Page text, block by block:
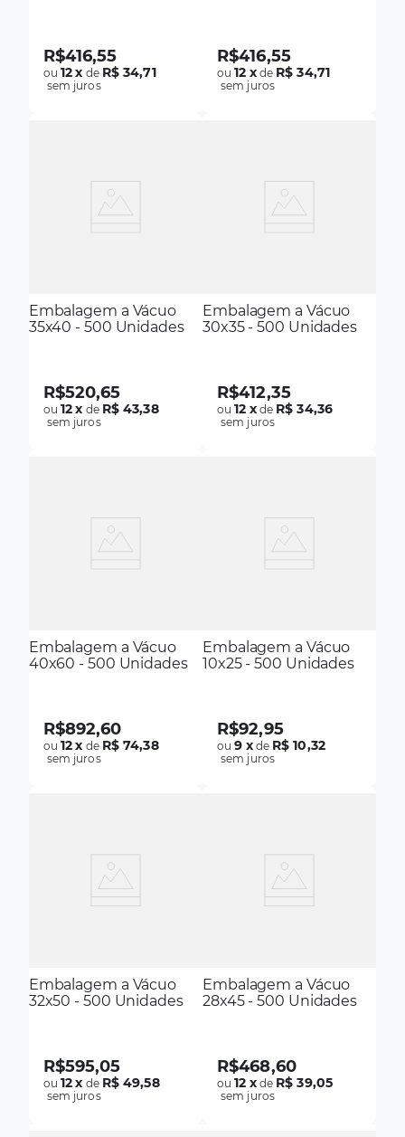
R$416,55
ou12x de R$ 34,71
sem juros
R$416,55
ou12 xde R$ 34,71
sem juros
Embalagem a Vácuo
35x40 - 500 Unidades
R$520,65
ou12x de R$ 43,38
sem juros
Embalagem a Vácuo
30x35 - 500 Unidades
R$412,35
ou12 xde R$ 34,36
sem juros
Embalagem a Vácuo
40x60 - 500 Unidades
R$892,60
ou12x de R$ 74,38
sem juros
Embalagem a Vácuo
10x25 - 500 Unidades
R$92,95
ou9 xde R$ 10,32
sem juros
Embalagem a Vácuo
32x50 - 500 Unidades
R$595,05
ou12x de R$ 49,58
sem juros
Embalagem a Vácuo
28x45 - 500 Unidades
R$468,60
ou12 xde R$ 39,05
sem juros